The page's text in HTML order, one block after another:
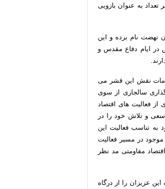
تعداد به عنوان بازویی
نهضت نام برده و این
در ایام دفاع مقدس و
نقش این قشر
می
سالجاری از
سوی
از فعالیت های اقتصاد
سعی و تلاش خود را در
به تناسب فعالیت این
موجود در مسیر فعالیت
اقتصاد مقاومتی مد نظر
این عزیزان را از درگاه